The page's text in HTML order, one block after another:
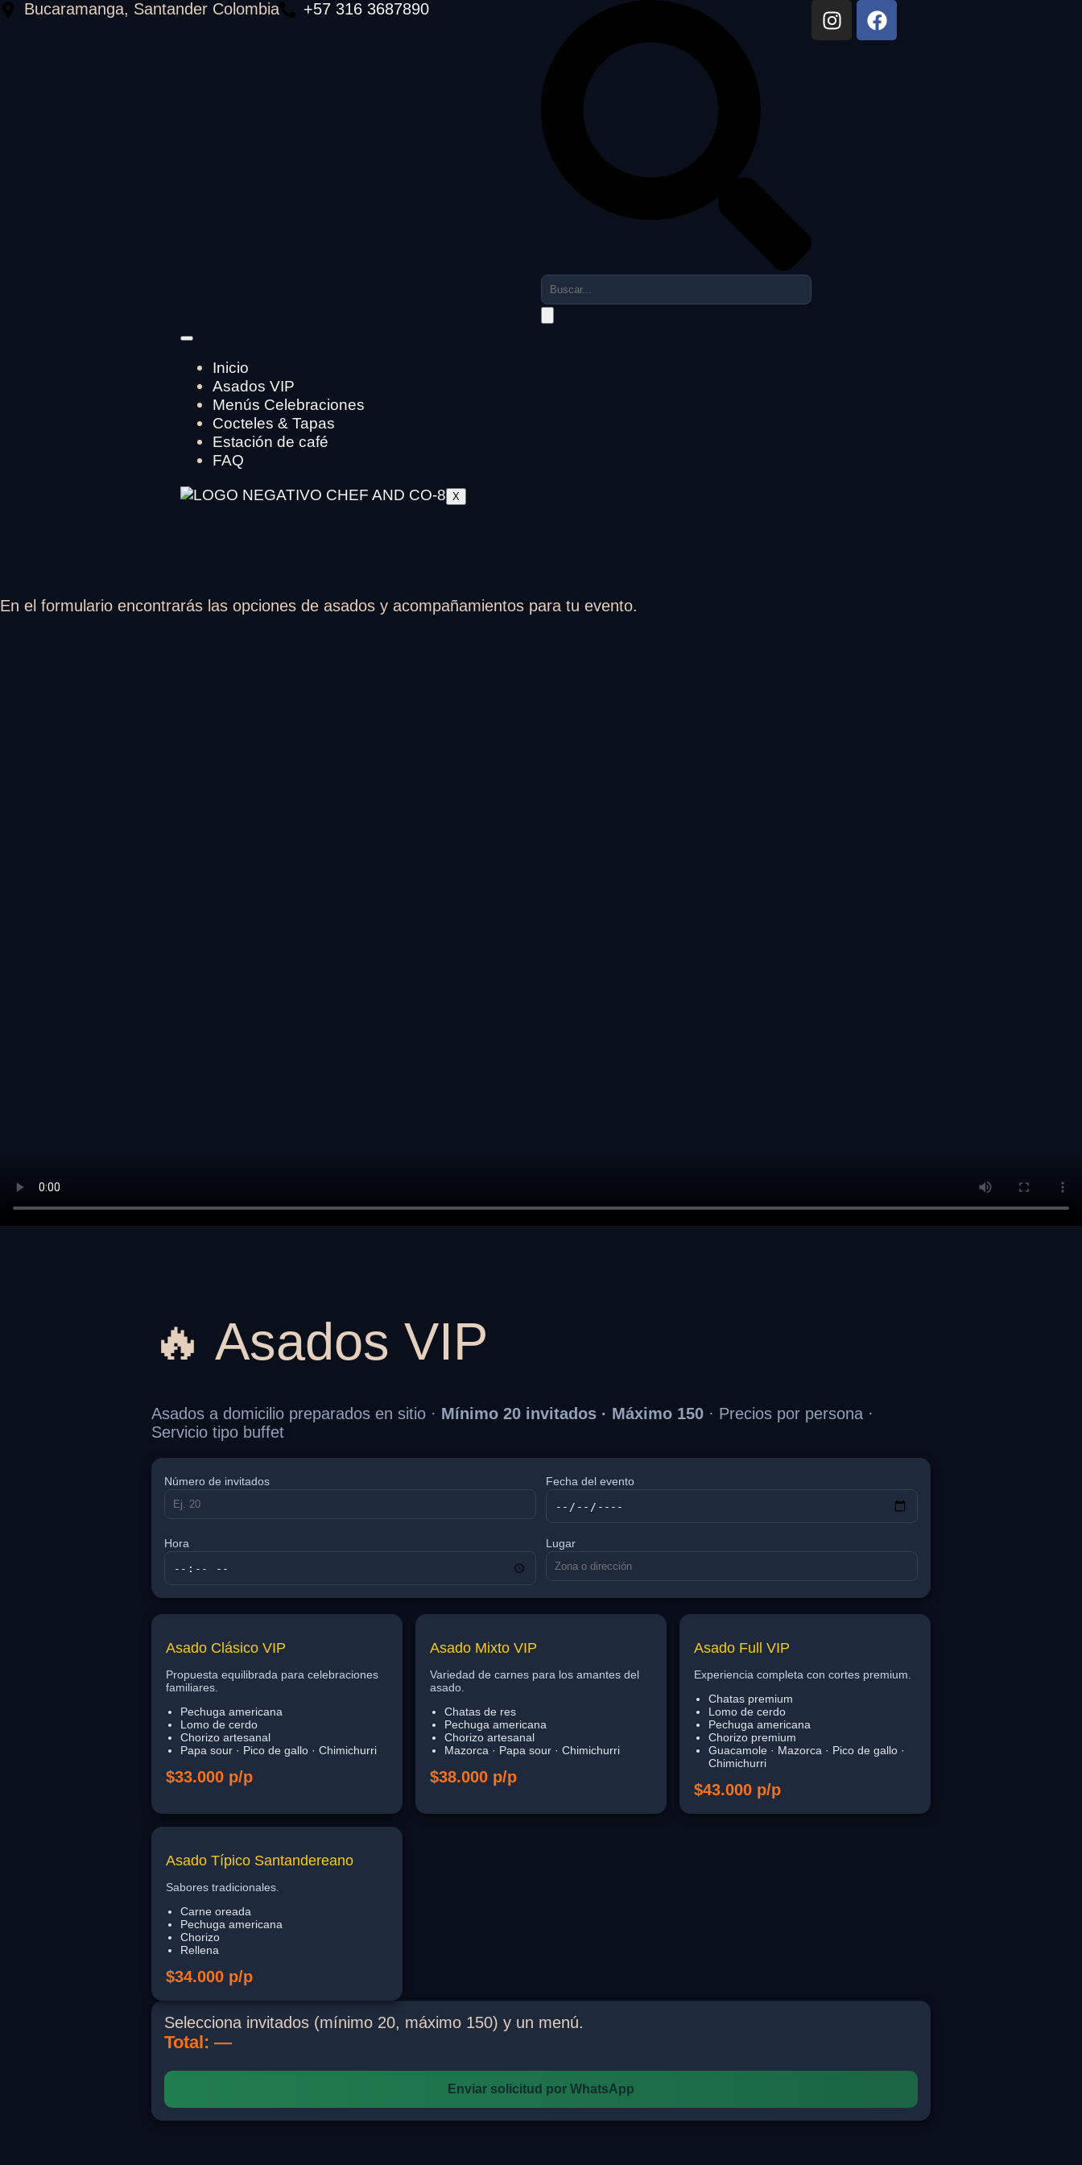
Bucaramanga, Santander Colombia +57 316 3687890
Inicio
Asados VIP
Menús Celebraciones
Cocteles & Tapas
Estación de café
FAQ
X
En el formulario encontrarás las opciones de asados y acompañamientos para tu evento.
🔥 Asados VIP
Asados a domicilio preparados en sitio · Mínimo 20 invitados · Máximo 150 · Precios por persona ·
Servicio tipo buffet
Número de invitados Fecha del evento
Hora Lugar
Asado Clásico VIP
Propuesta equilibrada para celebraciones
familiares.
Pechuga americana
Lomo de cerdo
Chorizo artesanal
Papa sour · Pico de gallo · Chimichurri
$33.000 p/p
Asado Mixto VIP
Variedad de carnes para los amantes del
asado.
Chatas de res
Pechuga americana
Chorizo artesanal
Mazorca · Papa sour · Chimichurri
$38.000 p/p
Asado Full VIP
Experiencia completa con cortes premium.
Chatas premium
Lomo de cerdo
Pechuga americana
Chorizo premium
Guacamole · Mazorca · Pico de gallo ·
Chimichurri
$43.000 p/p
Asado Típico Santandereano
Sabores tradicionales.
Carne oreada
Pechuga americana
Chorizo
Rellena
$34.000 p/p
Selecciona invitados (mínimo 20, máximo 150) y un menú.
Total: —
Enviar solicitud por WhatsApp